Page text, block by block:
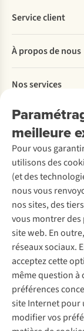
meilleure
Pour vous
utilisons des
(et des
nous vous
nos sites, des
vous montrer
site web. En
réseaux sociaux.
acceptez cette
même question à
préférences
site Internet pour
modifier vos
Service client
Commander
Payer
Livraison
Rétractation d'une
Entretien &
Garantie
Contactez-nous
À propos de nous
Explore More
À propos
Nos magasins
À propos
Déclaration
Nos services
Location / Location
Entretien de ski
Service de lavage
Entretien de
Réparation de
Réparation de
Retouches
Pour les entreprises
Découvrez
A.S.Magazine
Explore Camp
Gear Check
Expertise & conseils
Abonnez-vous à
Mentions